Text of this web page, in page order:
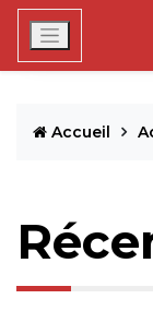
Accueil